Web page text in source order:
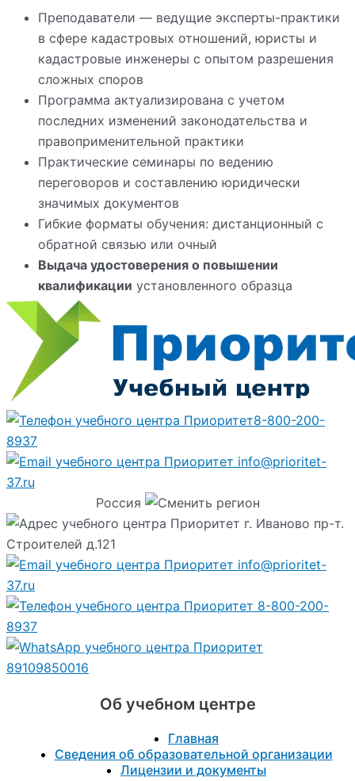
Преподаватели — ведущие эксперты-практики
в сфере кадастровых отношений, юристы и
кадастровые инженеры с опытом разрешения
сложных споров
Программа актуализирована с учетом
последних изменений законодательства и
правоприменительной практики
Практические семинары по ведению
переговоров и составлению юридически
значимых документов
Гибкие форматы обучения: дистанционный с
обратной связью или очный
Выдача удостоверения о повышении
квалификации установленного образца
8-800-200-
8937
info@prioritet-
37.ru
Россия
г. Иваново пр-т.
Строителей д.121
info@prioritet-
37.ru
8-800-200-
8937
89109850016
Об учебном центре
Главная
Сведения об образовательной организации
Лицензии и документы